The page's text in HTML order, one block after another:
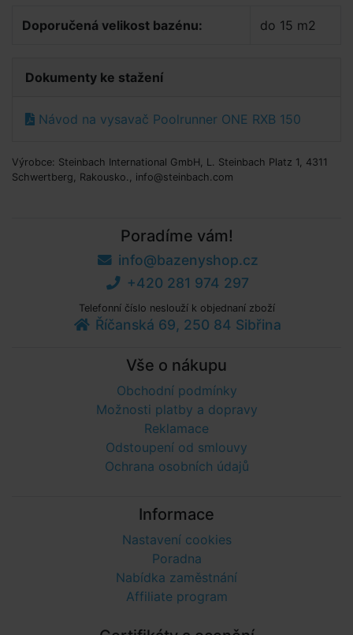
Doporučená velikost bazénu: do 15 m2
Dokumenty ke stažení
Návod na vysavač Poolrunner ONE RXB 150
Výrobce: Steinbach International GmbH, L. Steinbach Platz 1, 4311
Schwertberg, Rakousko., info@steinbach.com
Poradíme vám!
info@bazenyshop.cz
+420 281 974 297
Telefonní číslo neslouží k objednaní zboží
Říčanská 69, 250 84 Sibřina
Vše o nákupu
Obchodní podmínky
Možnosti platby a dopravy
Reklamace
Odstoupení od smlouvy
Ochrana osobních údajů
Informace
Nastavení cookies
Poradna
Nabídka zaměstnání
Affiliate program